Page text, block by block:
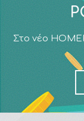
Στο νέο